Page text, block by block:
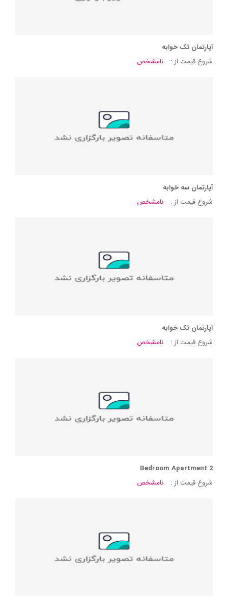
آپارتمان تک خوابه
شروع قیمت از :
نامشخص
آپارتمان سه خوابه
شروع قیمت از :
نامشخص
آپارتمان تک خوابه
شروع قیمت از :
نامشخص
2 Bedroom Apartment
شروع قیمت از :
نامشخص